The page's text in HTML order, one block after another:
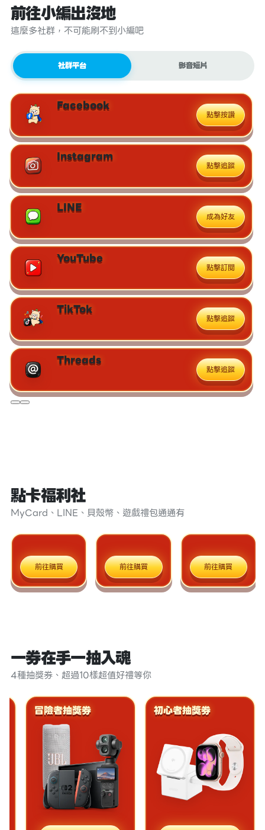
前往小編出沒地
這麼多社群，不可能刷不到小編吧
社群平台 影音短片
Facebook
點擊按讚
Instagram
點擊追蹤
LINE
成為好友
YouTube
點擊訂閱
TikTok
點擊追蹤
Threads
點擊追蹤
點卡福利社
MyCard、LINE、貝殼幣、遊戲禮包通通有
前往購買 前往購買 前往購買
一券在手一抽入魂
4種抽獎券、超過10樣超值好禮等你
旅行家抽獎券 冒險者抽獎券